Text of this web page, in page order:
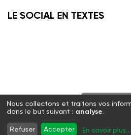
LE SOCIAL EN TEXTES
S'abonner
Twitter Facebook
WhatsApp
Nous collectons et traitons vos
dans le but suivant : analyse.
Refuser Accepter En savoir plus...